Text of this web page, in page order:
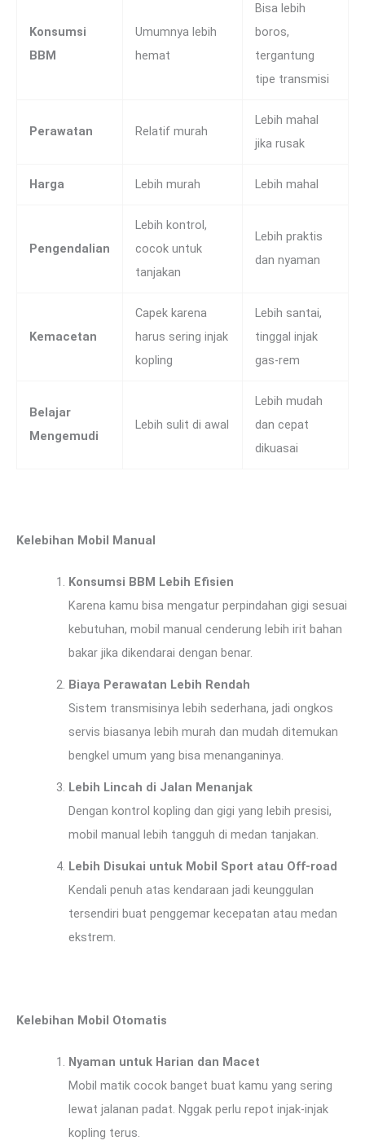
Konsumsi
BBM
Umumnya lebih
hemat
Bisa lebih
boros,
tergantung
tipe transmisi
Perawatan Relatif murah
Lebih mahal
jika rusak
Harga Lebih murah Lebih mahal
Pengendalian
Lebih kontrol,
cocok untuk
tanjakan
Lebih praktis
dan nyaman
Kemacetan
Capek karena
harus sering injak
kopling
Lebih santai,
tinggal injak
gas-rem
Belajar
Mengemudi
Lebih sulit di awal
Lebih mudah
dan cepat
dikuasai
Kelebihan Mobil Manual
Konsumsi BBM Lebih Efisien
Karena kamu bisa mengatur perpindahan gigi sesuai
kebutuhan, mobil manual cenderung lebih irit bahan
bakar jika dikendarai dengan benar.
Biaya Perawatan Lebih Rendah
Sistem transmisinya lebih sederhana, jadi ongkos
servis biasanya lebih murah dan mudah ditemukan
bengkel umum yang bisa menanganinya.
Lebih Lincah di Jalan Menanjak
Dengan kontrol kopling dan gigi yang lebih presisi,
mobil manual lebih tangguh di medan tanjakan.
Lebih Disukai untuk Mobil Sport atau Off-road
Kendali penuh atas kendaraan jadi keunggulan
tersendiri buat penggemar kecepatan atau medan
ekstrem.
Kelebihan Mobil Otomatis
Nyaman untuk Harian dan Macet
Mobil matik cocok banget buat kamu yang sering
lewat jalanan padat. Nggak perlu repot injak-injak
kopling terus.